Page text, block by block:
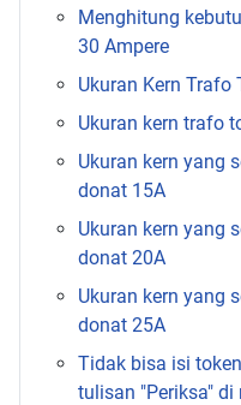
Menghitung
30 Ampere
Ukuran Kern Trafo
Ukuran kern trafo
Ukuran kern yang
donat 15A
Ukuran kern yang
donat 20A
Ukuran kern yang
donat 25A
Tidak bisa isi
tulisan "Periksa" di